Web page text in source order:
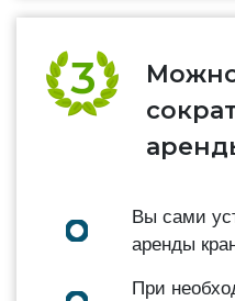
Вы сами
аренды
При